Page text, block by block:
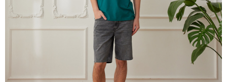
【注意事項】
１．透過由恩沛科技股份有限公司提供之「AFTEE先享後付」服務完成之交
易，需依本服務之必要範圍內提供個人資料，並將交易相關給付款項請求債
權轉讓予恩沛科技股份有限公司。
２．關於個人資料處理事宜，請瀏覽以下網址：
３．未成年的使用者請事先徵得法定代理人或監護人之同意方可使用
「AFTEE先享後付」，若未經同意申辦者引起之損失，本公司不負相關責
宅配
每筆NT$120，滿NT$2,000(含以上)免運費
門市自取【環保愛地球｜自備購物袋 | 出貨後10天內通知取貨】